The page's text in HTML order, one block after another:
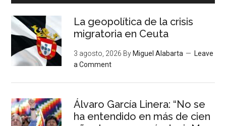
La geopolítica de la crisis
migratoria en Ceuta
3 agosto, 2026 By Miguel Alabarta
Leave
a Comment
Álvaro García Linera: “No se
ha entendido en más de cien